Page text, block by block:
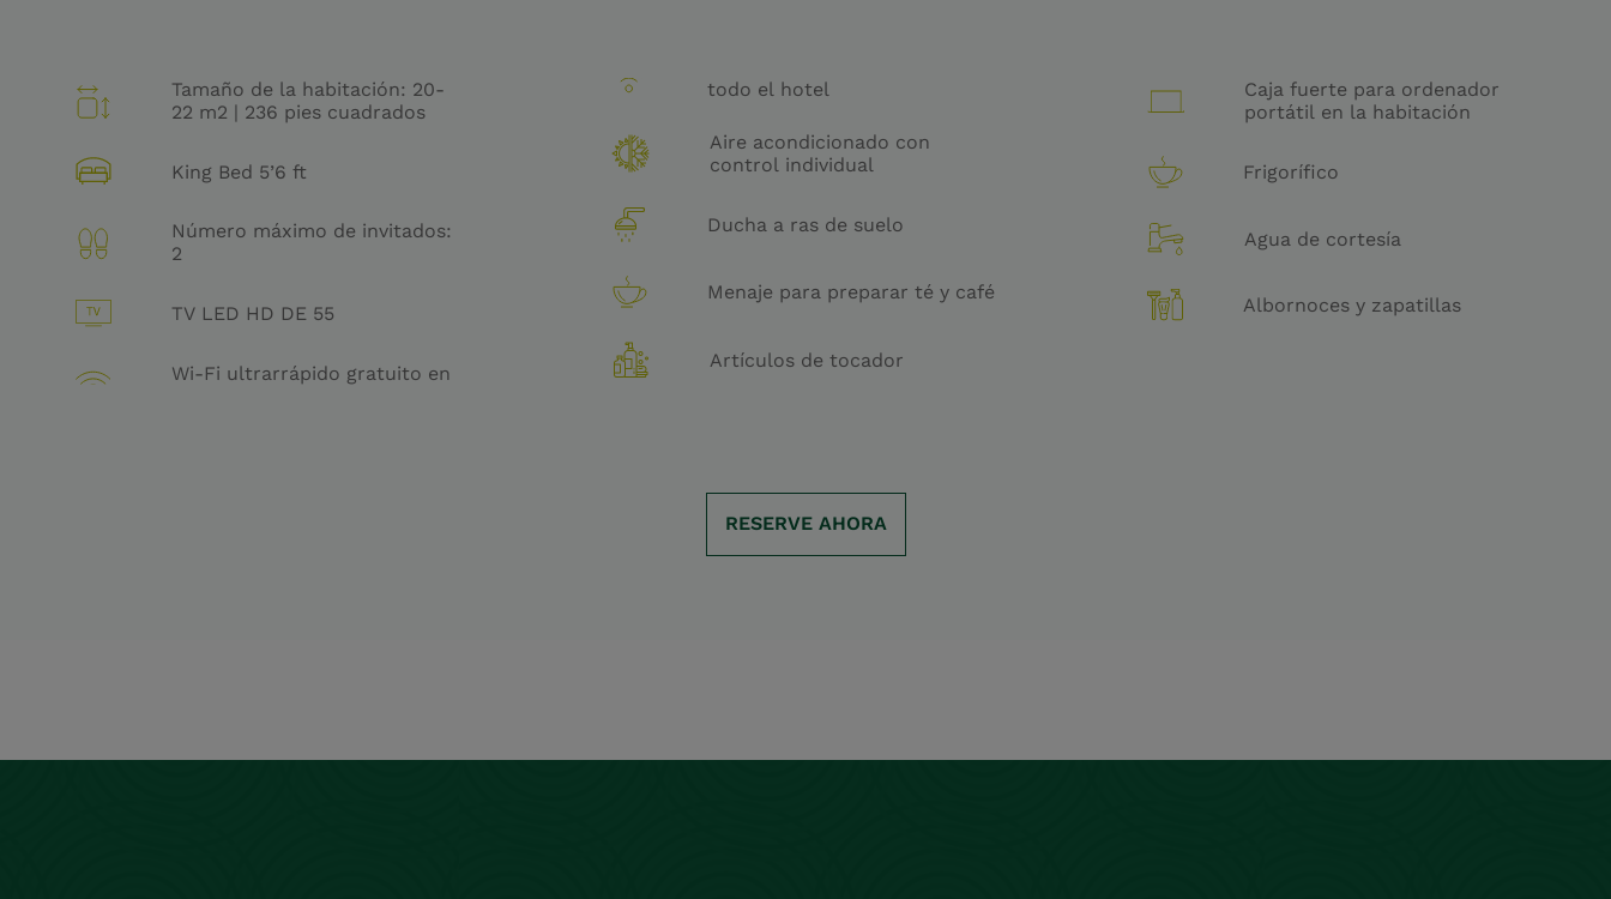
Tamaño de la habitación: 20-
22 m2 | 236 pies cuadrados
King Bed 5’6 ft
Número máximo de invitados:
2
TV LED HD DE 55
Wi-Fi ultrarrápido gratuito en
todo el hotel
Aire acondicionado con
control individual
Ducha a ras de suelo
Menaje para preparar té y café
Artículos de tocador
Caja fuerte para ordenador
portátil en la habitación
Frigorífico
Agua de cortesía
Albornoces y zapatillas
RESERVE AHORA